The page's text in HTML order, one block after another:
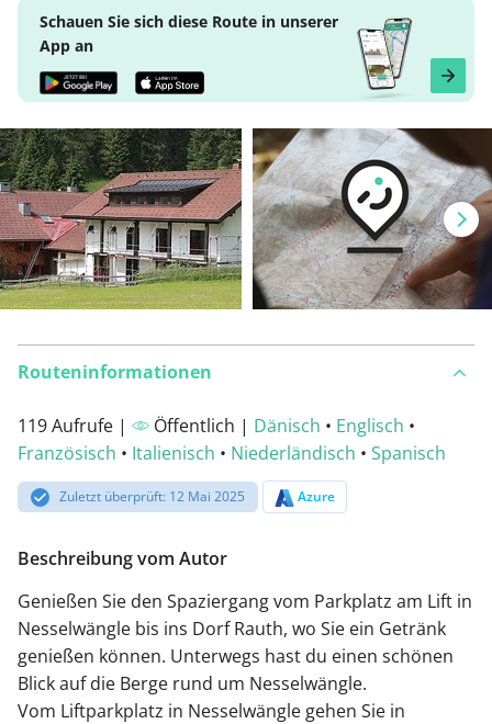
Schauen Sie sich diese Route in unserer
App an
Routeninformationen
119 Aufrufe | Öffentlich | Dänisch • Englisch •
Französisch • Italienisch • Niederländisch • Spanisch
Zuletzt überprüft: 12 Mai 2025 Azure
Beschreibung vom Autor
Genießen Sie den Spaziergang vom Parkplatz am Lift in
Nesselwängle bis ins Dorf Rauth, wo Sie ein Getränk
genießen können. Unterwegs hast du einen schönen
Blick auf die Berge rund um Nesselwängle.
Vom Liftparkplatz in Nesselwängle gehen Sie in